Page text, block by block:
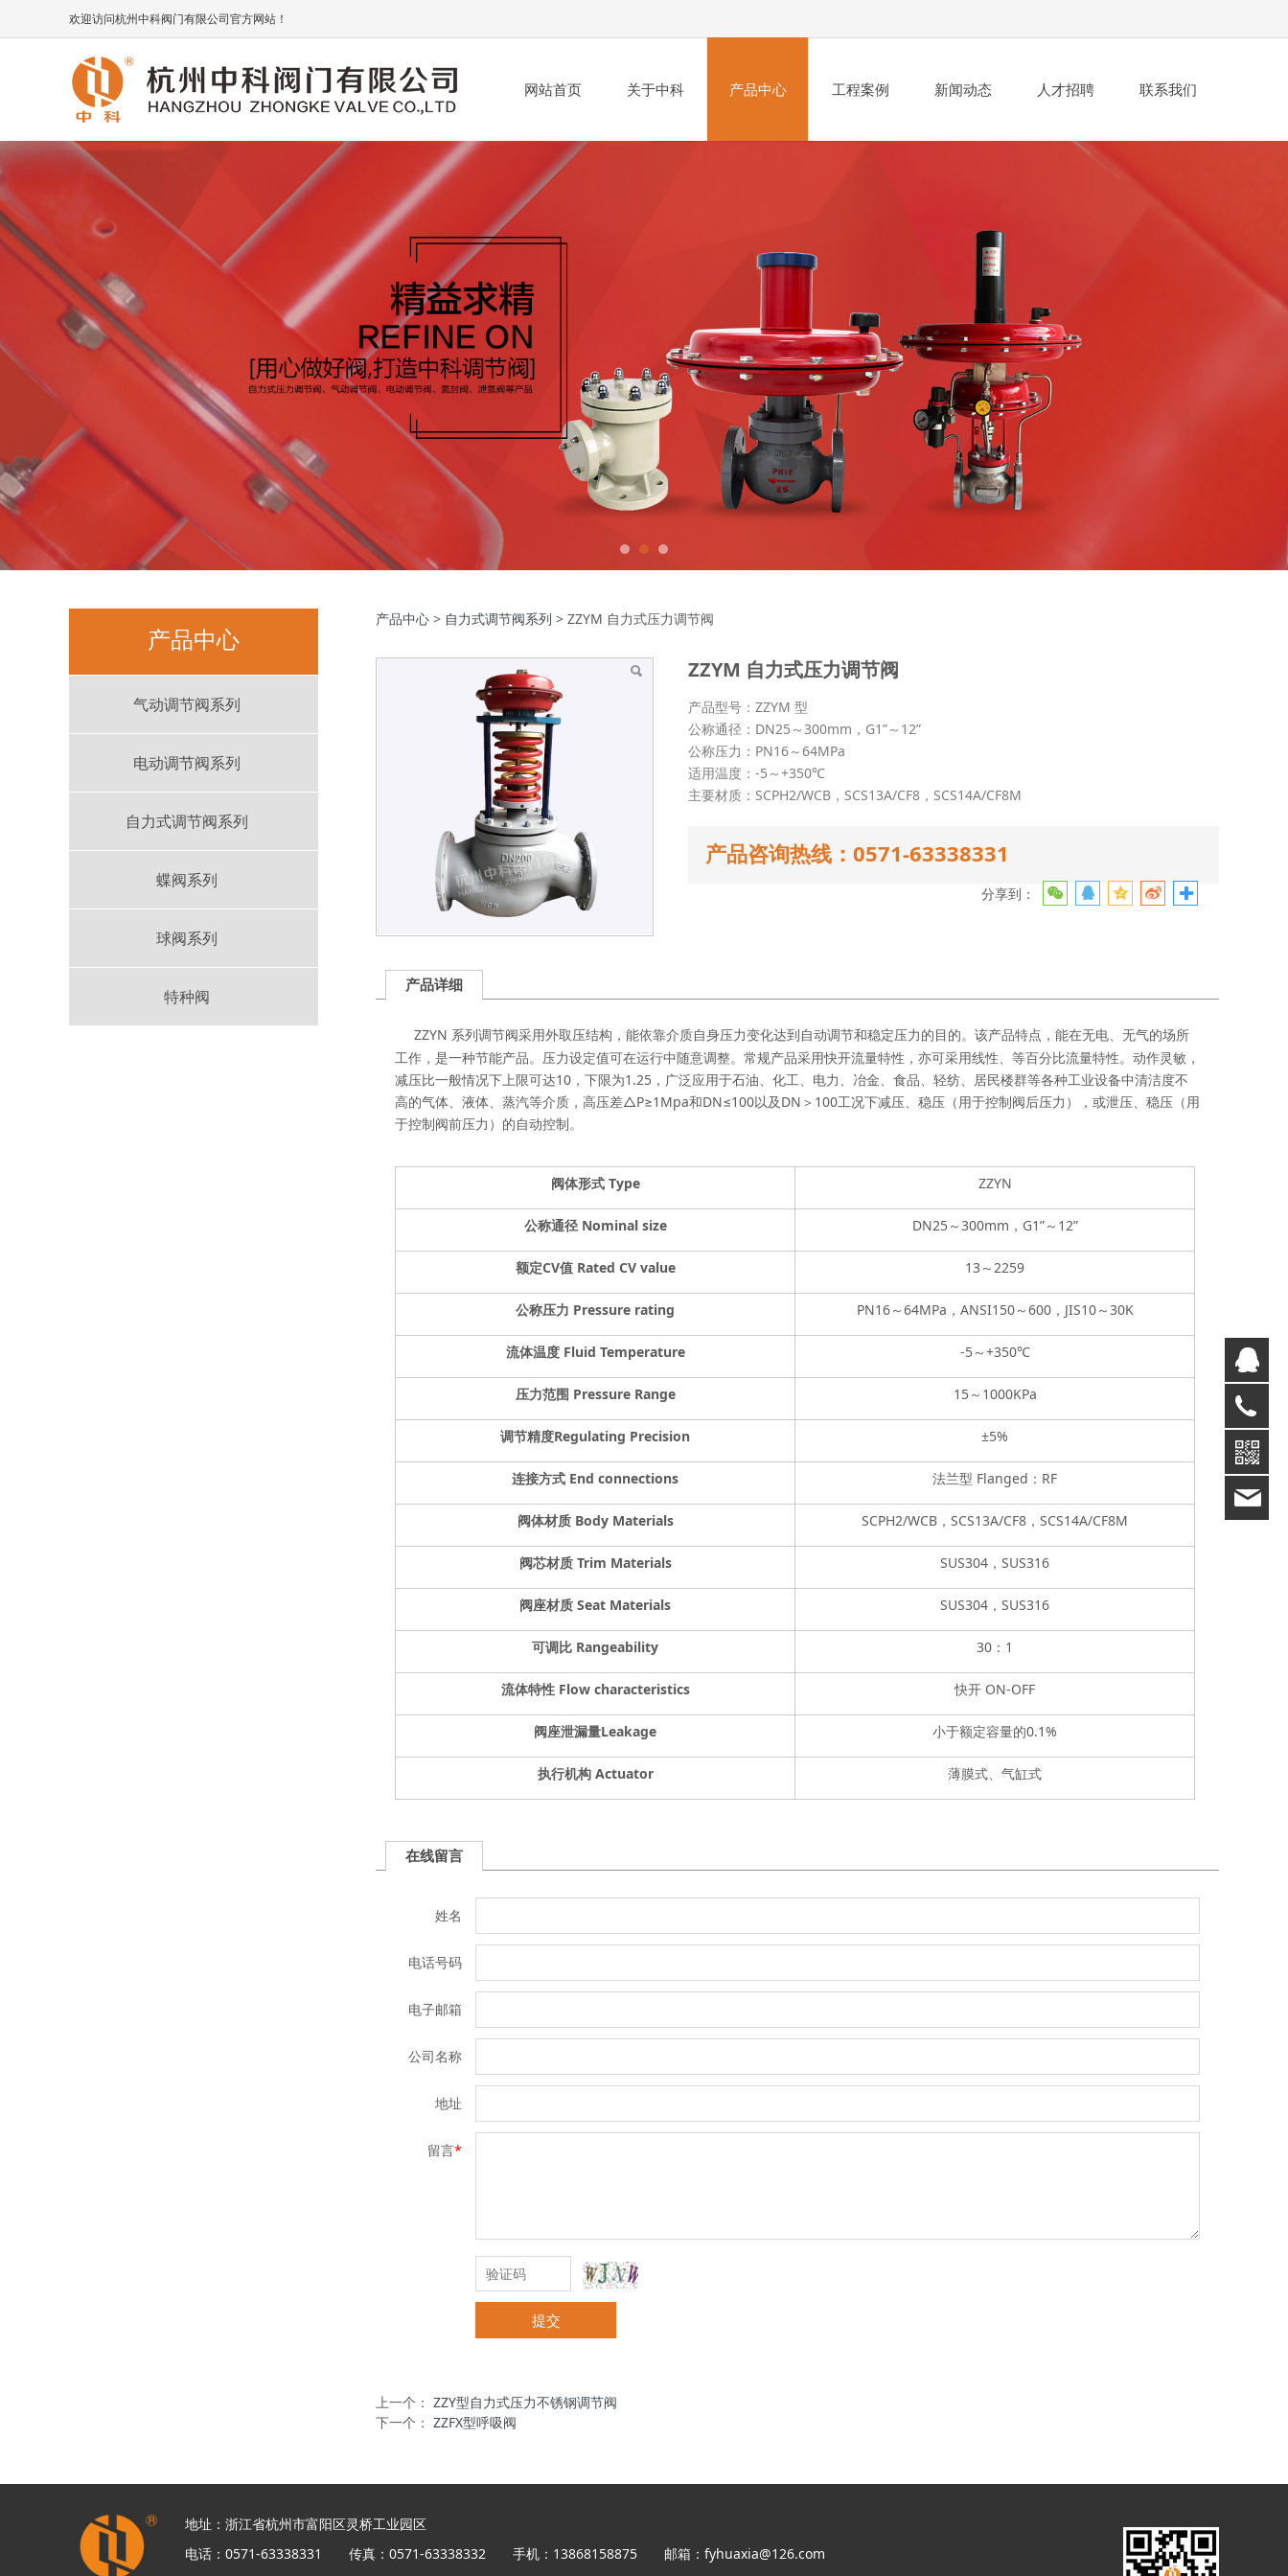
网站首页 关于中科 产品中心 工程案例 新闻动态 人才招聘 联系我们
产品中心
气动调节阀系列
电动调节阀系列
自力式调节阀系列
蝶阀系列
球阀系列
特种阀
ZZYM 自力式压力调节阀
产品中心 > 自力式调节阀系列 > ZZYM 自力式压力调节阀
ZZYM 自力式压力调节阀
产品型号：ZZYM 型
公称通径：DN25～300mm，G1”～12”
公称压力：PN16～64MPa
适用温度：-5～+350℃
主要材质：SCPH2/WCB，SCS13A/CF8，SCS14A/CF8M
产品咨询热线：0571-63338331
分享到：
产品详细
ZZYN 系列调节阀采用外取压结构，能依靠介质自身压力变化达到自动调节和稳定压力的目的。该产品特点，能在无电、无气的场所
工作，是一种节能产品。压力设定值可在运行中随意调整。常规产品采用快开流量特性，亦可采用线性、等百分比流量特性。动作灵敏，
减压比一般情况下上限可达10，下限为1.25，广泛应用于石油、化工、电力、冶金、食品、轻纺、居民楼群等各种工业设备中清洁度不
高的气体、液体、蒸汽等介质，高压差△P≥1Mpa和DN≤100以及DN＞100工况下减压、稳压（用于控制阀后压力），或泄压、稳压（用
于控制阀前压力）的自动控制。
阀体形式Type ZZYN
公称通径Nominal size DN25～300mm ， G1”～ 12”
额定CV值Rated CV value 13 ～2259
公称压力 Pressure rating PN16～64MPa ， ANSI150～600， JIS10～30K
流体温度Fluid Temperature -5～+350℃
压力范围 Pressure Range 15～ 1000KPa
调节精度Regulating Precision ±5%
连接方式 End connections 法兰型 Flanged ： RF
阀体材质Body Materials SCPH2/WCB ， SCS13A/CF8 ， SCS14A/CF8M
阀芯材质Trim Materials SUS304 ， SUS316
阀座材质 Seat Materials SUS304 ， SUS316
可调比 Rangeability 30 ： 1
流体特性Flow characteristics 快开 ON-OFF
阀座泄漏量Leakage 小于额定容量的0.1%
执行机构Actuator 薄膜式、气缸式
在线留言
姓名
电话号码
电子邮箱
公司名称
地址
留言*
提交
上一个： ZZY型自力式压力不锈钢调节阀
下一个： ZZFX型呼吸阀
地址：浙江省杭州市富阳区灵桥工业园区
电话：0571-63338331 传真：0571-63338332 手机：13868158875 邮箱：fyhuaxia@126.com